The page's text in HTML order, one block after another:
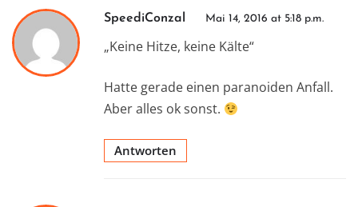
SpeediConzal Mai 14, 2016 at 5:18 p.m.
„Keine Hitze, keine Kälte“
Hatte gerade einen paranoiden Anfall.
Aber alles ok sonst.
Antworten